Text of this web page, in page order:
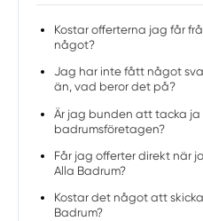
Kostar offerterna jag får
något?
Jag har inte fått något
än, vad beror det på?
Är jag bunden att tacka
badrumsföretagen?
Får jag offerter direkt när
Alla Badrum?
Kostar det något att
Badrum?